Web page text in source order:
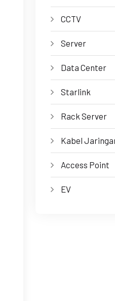
CCTV
Server
Data Center
Starlink
Rack Server
Kabel
Access Point
EV